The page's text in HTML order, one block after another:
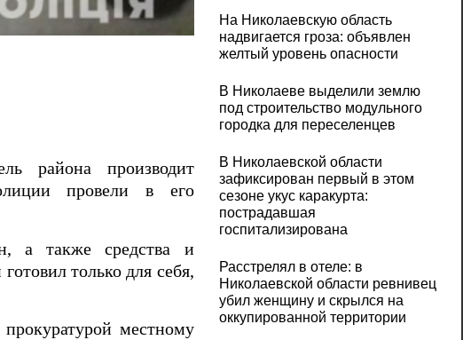
На Николаевщине мужчина организовал
района производит
провели в его
а также средства и
только для себя,
местному
На Николаевскую область
надвигается гроза: объявлен
желтый уровень опасности
В Николаеве выделили землю
под строительство модульного
городка для переселенцев
В Николаевской области
зафиксирован первый в этом
сезоне укус каракурта:
пострадавшая
госпитализирована
Расстрелял в отеле: в
Николаевской области ревнивец
убил женщину и скрылся на
оккупированной территории